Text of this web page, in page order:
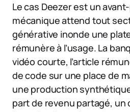
Le cas Deezer est un
mécanique attend tout
générative inonde une
rémunère à l’usage. La
vidéo courte, l’article
de code sur une place de
une production
part de revenu partagé,